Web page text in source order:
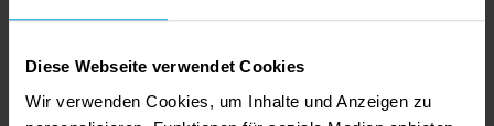
Diese Webseite verwendet Cookies
Wir verwenden Cookies, um Inhalte und Anzeigen zu
Anwendungsbereiche des